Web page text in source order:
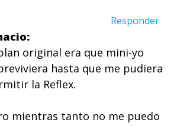
Responder
original era que mini-yo
hasta que me pudiera
la Reflex.
mientras tanto no me puedo